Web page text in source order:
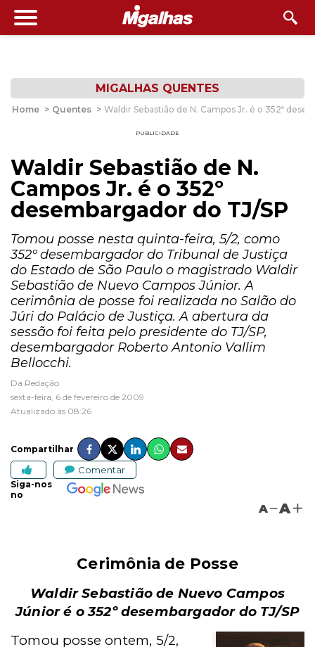
MIGALHAS QUENTES
Home > Quentes > Waldir Sebastião de N. Campos Jr. é o 352º
PUBLICIDADE
Waldir Sebastião de N.
Campos Jr. é o 352º
desembargador do TJ/SP
Tomou posse nesta quinta-feira, 5/2, como
352º desembargador do Tribunal de Justiça
do Estado de São Paulo o magistrado Waldir
Sebastião de Nuevo Campos Júnior. A
cerimônia de posse foi realizada no Salão do
Júri do Palácio de Justiça. A abertura da
sessão foi feita pelo presidente do TJ/SP,
desembargador Roberto Antonio Vallim
Bellocchi.
Da Redação
sexta-feira, 6 de fevereiro de 2009
Atualizado às 08:26
Compartilhar
Comentar
Siga-nos
no
A A
Cerimônia de Posse
Waldir Sebastião de Nuevo Campos
Júnior é o 352º desembargador do TJ/SP
Tomou posse ontem, 5/2,